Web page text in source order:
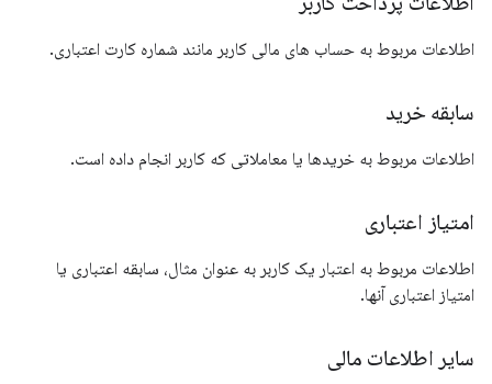
اطلاعات مربوط به حساب های مالی کاربر مانند شماره کارت اعتباری.
سابقه خرید
اطلاعات مربوط به خریدها یا معاملاتی که کاربر انجام داده است.
امتیاز اعتباری
اطلاعات مربوط به اعتبار یک کاربر به عنوان مثال، سابقه اعتباری یا
امتیاز اعتباری آنها.
سایر اطلاعات مالی